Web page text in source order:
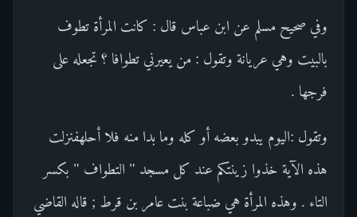
وفي صحيح مسلم عن ابن عباس قال : كانت المرأة تطوف
بالبيت وهي عريانة وتقول : من يعيرني تطوافا ؟ تجعله على
فرجها .
وتقول :اليوم يبدو بعضه أو كله وما بدا منه فلا أحلهفنزلت
هذه الآية خذوا زينتكم عند كل مسجد " التطواف " بكسر
التاء . وهذه المرأة هي ضباعة بنت عامر بن قرط ; قاله القاضي